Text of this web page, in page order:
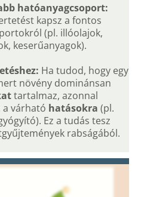
hatóanyagcsoport:
kapsz a fontos
(pl. illóolajok,
keserűanyagok).
Ha tudod, hogy egy
növény dominánsan
tartalmaz, azonnal
a várható hatásokra (pl.
Ez a tudás tesz
rabságából.